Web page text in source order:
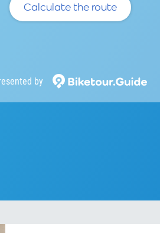
Calculate the route
by